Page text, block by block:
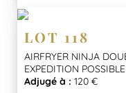
LOT 118
AIRFRYER NINJA
EXPEDITION
Adjugé à : 120 €